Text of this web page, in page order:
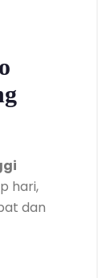
hari,
dan